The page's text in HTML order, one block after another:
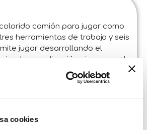
cookies
camión para jugar como
herramientas de trabajo y seis
jugar desarrollando el
la coordinación ojo-mano y las
©Liscianigiochi, S. Atto,